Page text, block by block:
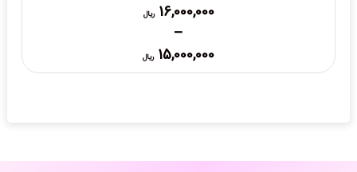
16,000,000 ریال
–
15,000,000 ریال
Price
range: